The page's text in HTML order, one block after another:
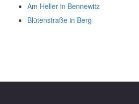
Am Heller in Bennewitz
Blütenstraße in Berg